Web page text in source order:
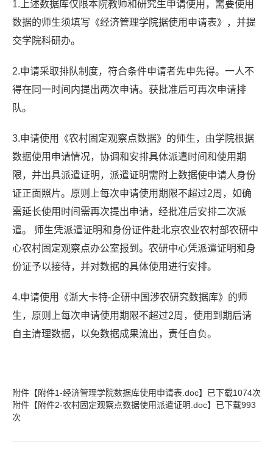
1.上述数据库仅限本院教师和研究生申请使用，需要使用
数据的师生须填写《经济管理学院据使用申请表》，并提
交学院科研办。
2.申请采取排队制度，符合条件申请者先申先得。一人不
得在同一时间内提出两次申请。获批准后可再次申请排
队。
3.申请使用《农村固定观察点数据》的师生，由学院根据
数据使用申请情况，协调和安排具体派遣时间和使用期
限，并出具派遣证明，派遣证明需附上数据使申请人身份
证正面照片。原则上每次申请使用期限不超过2周，如确
需延长使用时间需再次提出申请，经批准后安排二次派
遣。 师生凭派遣证明和身份证件赴北京农业农村部农研中
心农村固定观察点办公室报到。农研中心凭派遣证明和身
份证予以接待，并对数据的具体使用进行安排。
4.申请使用《浙大卡特-企研中国涉农研究数据库》的师
生，原则上每次申请使用期限不超过2周，使用到期后请
自主清理数据，以免数据成果流出，责任自负。
附件【附件1-经济管理学院数据库使用申请表.doc】已下载1074次
附件【附件2-农村固定观察点数据使用派遣证明.doc】已下载993
次